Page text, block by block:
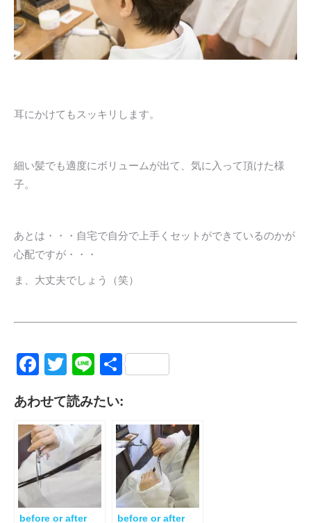
耳にかけてもスッキリします。
細い髪でも適度にボリュームが出て、気に入って頂けた様
子。
あとは・・・自宅で自分で上手くセットができているのかが
心配ですが・・・
ま、大丈夫でしょう（笑）
Facebook
Twitter
Line共
あわせて読みたい:
before or after
before or after